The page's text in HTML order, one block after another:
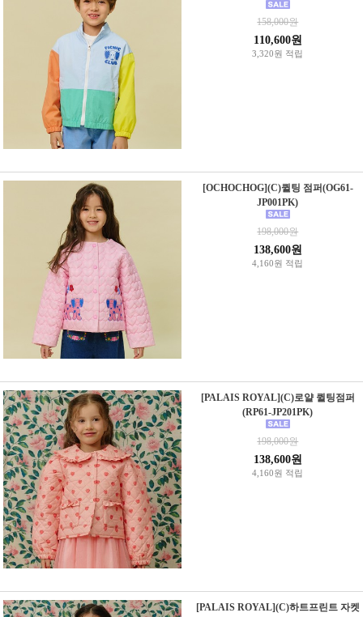
158,000원
110,600원
3,320원 적립
[OCHOCHOG](C)퀼팅 점퍼(OG61-
JP001PK)
198,000원
138,600원
4,160원 적립
[PALAIS ROYAL](C)로얄 퀼팅점퍼
(RP61-JP201PK)
198,000원
138,600원
4,160원 적립
[PALAIS ROYAL](C)하트프린트 자켓